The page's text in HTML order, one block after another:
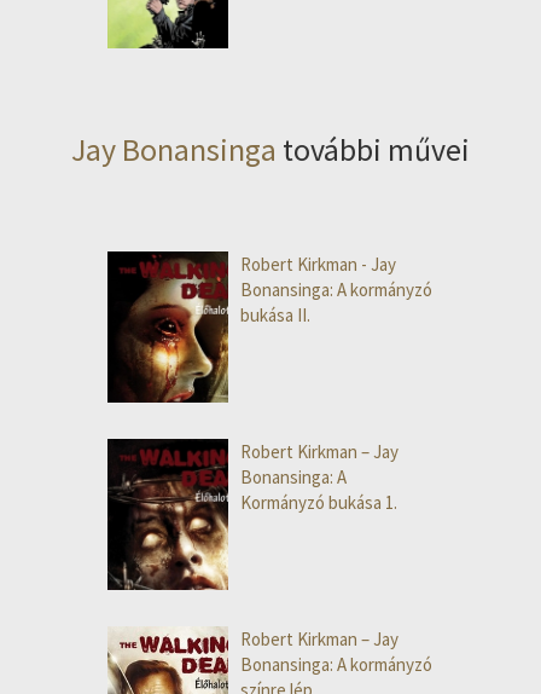
Jay Bonansinga további művei
Robert Kirkman - Jay
Bonansinga: A kormányzó
bukása II.
Robert Kirkman – Jay
Bonansinga: A
Kormányzó bukása 1.
Robert Kirkman – Jay
Bonansinga: A kormányzó